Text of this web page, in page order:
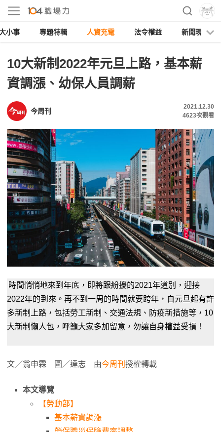
小事 專題特輯 人資充電 法令權益 新聞現場
10大新制2022年元旦上路，基本薪
資調漲、幼保人員調薪
今周刊
2021.12.30
4623次觀看
時間悄悄地來到年底，即將跟紛擾的2021年道別，迎接
2022年的到來。再不到一周的時間就要跨年，自元旦起有許
多新制上路，包括勞工新制、交通法規、防疫新措施等，10
大新制懶人包，呼籲大家多加留意，勿讓自身權益受損！
文／翁申霖 圖／達志 由今周刊 授權轉載
本文導覽
【勞動部】
基本薪資調漲